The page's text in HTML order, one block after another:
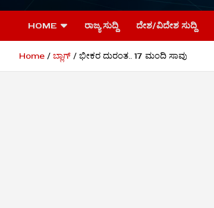
ವೀಕ್ಷಕವಾಣಿ
HOME ರಾಜ್ಯ ಸುದ್ದಿ ದೇಶ/ವಿದೇಶ ಸುದ್ದಿ
Home ಬ್ಲಾಗ್ ಭೀಕರ ದುರಂತ.. 17 ಮಂದಿ ಸಾವು